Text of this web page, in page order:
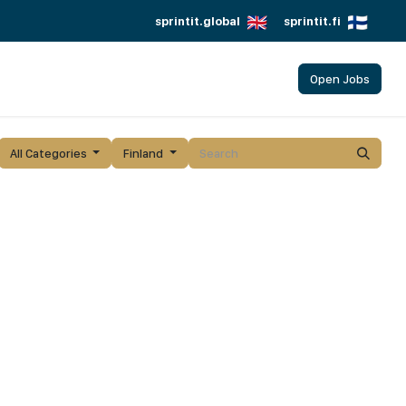
Open Jobs
sprintit.global sprintit.fi
All Categories Finland